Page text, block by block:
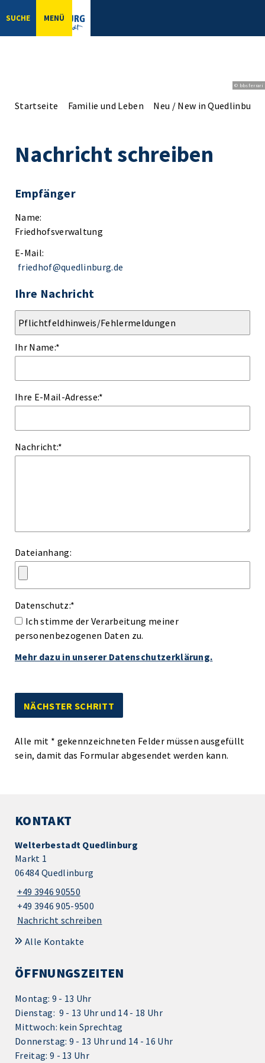
SUCHE MENÜ
© bbsferrari
Startseite Familie und Leben Neu / New in Quedlinburg
Nachricht schreiben
Empfänger
Name:
Friedhofsverwaltung
E-Mail:
friedhof@quedlinburg.de
Ihre Nachricht
Ihr Name:*
Ihre E-Mail-Adresse:*
Nachricht:*
Dateianhang:
Datenschutz:*
Ich stimme der Verarbeitung meiner
personenbezogenen Daten zu.
Mehr dazu in unserer Datenschutzerklärung.
Alle mit * gekennzeichneten Felder müssen ausgefüllt
sein, damit das Formular abgesendet werden kann.
KONTAKT
Welterbestadt Quedlinburg
Markt 1
06484 Quedlinburg
+49 3946 90550
+49 3946 905-9500
Nachricht schreiben
Alle Kontakte
ÖFFNUNGSZEITEN
Montag: 9 - 13 Uhr
Dienstag: 9 - 13 Uhr und 14 - 18 Uhr
Mittwoch: kein Sprechtag
Donnerstag: 9 - 13 Uhr und 14 - 16 Uhr
Freitag: 9 - 13 Uhr